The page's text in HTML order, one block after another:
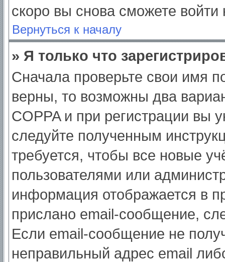
скоро вы снова сможете
Вернуться к началу
» Я только что
Сначала проверьте свои имя
верны, то возможны два
COPPA и при регистрации вы
следуйте полученным
требуется, чтобы все новые
пользователями или
информация отображается в
прислано email-сообщение,
Если email-сообщение не
неправильный адрес email